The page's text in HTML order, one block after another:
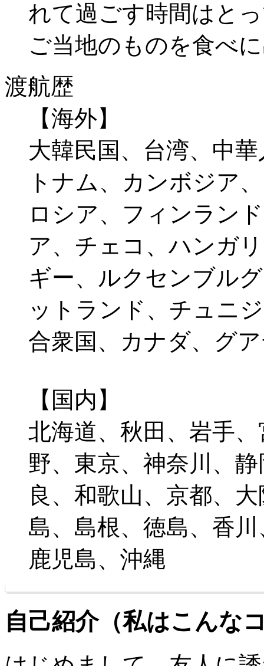
れて過ごす時間はと
ご当地のものを食べ
渡航歴
【海外】
大韓民国、台湾、中
トナム、カンボジア
ロシア、フィンラン
ア、チェコ、ハンガ
ギー、ルクセンブル
ットランド、チュニ
合衆国、カナダ、グ
【国内】
北海道、秋田、岩手
野、東京、神奈川、
良、和歌山、京都、
島、島根、徳島、香
鹿児島、沖縄
自己紹介（私はこんな